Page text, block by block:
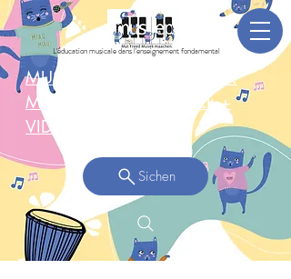
MUSEPGruppen-Concert: 3.
Mee 2025 Réckbléck +
VIDEO >
L'éducation musicale dans l'enseignement fondamental
Sichen